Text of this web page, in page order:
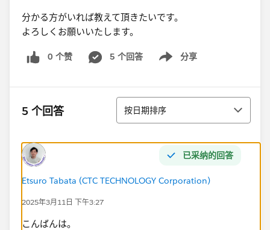
分かる方がいれば教えて頂きたいです。
よろしくお願いいたします。
0 个赞 5 个回答 分享
Show menu
5 个回答 排序
按日期排序
已采纳的回答
Etsuro Tabata (CTC TECHNOLOGY Corporation)
2025年3月11日 下午3:27
こんばんは。